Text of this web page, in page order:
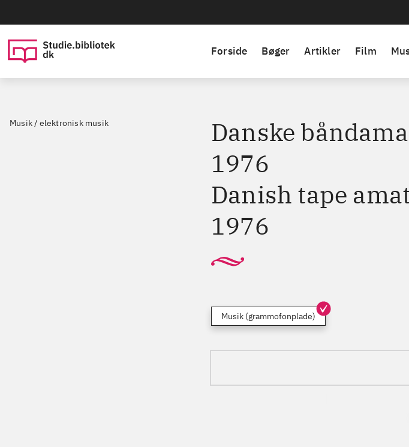
Forside Bøger Artikler Film
Musik / elektronisk musik
Danske
1976
Danish tape
1976
Musik (grammofonplade)